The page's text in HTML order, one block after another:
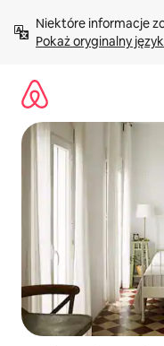
treści Pokaż oryginalny język